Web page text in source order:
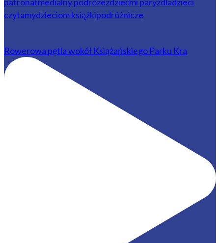
Rowerowa pętla wokół Książańskiego Parku Kra